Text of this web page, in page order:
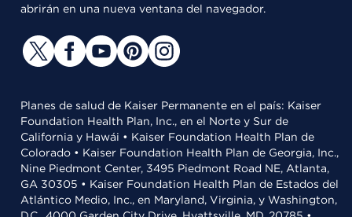
abrirán en una nueva ventana del navegador.
Planes de salud de Kaiser Permanente en el país: Kaiser
Foundation Health Plan, Inc., en el Norte y Sur de
California y Hawái • Kaiser Foundation Health Plan de
Colorado • Kaiser Foundation Health Plan de Georgia, Inc.,
Nine Piedmont Center, 3495 Piedmont Road NE, Atlanta,
GA 30305 • Kaiser Foundation Health Plan de Estados del
Atlántico Medio, Inc., en Maryland, Virginia, y Washington,